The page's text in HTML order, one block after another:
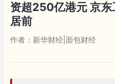
资超250亿港元 京
居前
作者：新华财经|面包财经